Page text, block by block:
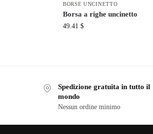
BORSE UNCINETTO
Borsa a righe uncinetto
49.41 $
Spedizione gratuita in tutto il
mondo
Nessun ordine minimo